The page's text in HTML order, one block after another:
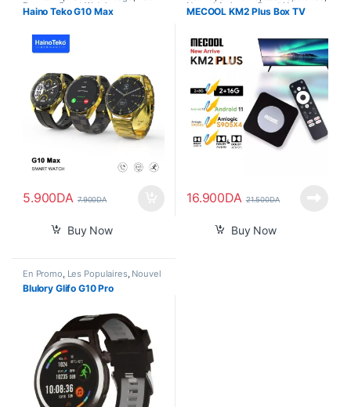
Femme, Smart Watch
Haino Teko G10 Max
5.900DA 7.900DA
Buy Now
Nouvel Arrivage,Smart Home
MECOOL KM2 Plus Box TV
16.900DA 21.500DA
Buy Now
En Promo, Les Populaires, Nouvel
Arrivage ,Smart Watch
Blulory Glifo G10 Pro